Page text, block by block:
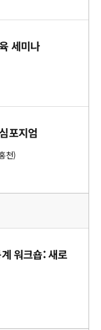
세미나
포지엄
천)
워크숍: 새로